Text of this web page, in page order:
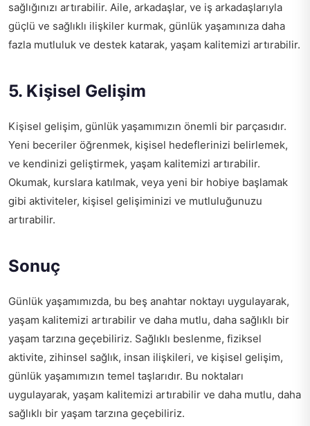
sağlığınızı artırabilir. Aile, arkadaşlar, ve iş arkadaşlarıyla
güçlü ve sağlıklı ilişkiler kurmak, günlük yaşamınıza daha
fazla mutluluk ve destek katarak, yaşam kalitemizi artırabilir.
5. Kişisel Gelişim
Kişisel gelişim, günlük yaşamımızın önemli bir parçasıdır.
Yeni beceriler öğrenmek, kişisel hedeflerinizi belirlemek,
ve kendinizi geliştirmek, yaşam kalitemizi artırabilir.
Okumak, kurslara katılmak, veya yeni bir hobiye başlamak
gibi aktiviteler, kişisel gelişiminizi ve mutluluğunuzu
artırabilir.
Sonuç
Günlük yaşamımızda, bu beş anahtar noktayı uygulayarak,
yaşam kalitemizi artırabilir ve daha mutlu, daha sağlıklı bir
yaşam tarzına geçebiliriz. Sağlıklı beslenme, fiziksel
aktivite, zihinsel sağlık, insan ilişkileri, ve kişisel gelişim,
günlük yaşamımızın temel taşlarıdır. Bu noktaları
uygulayarak, yaşam kalitemizi artırabilir ve daha mutlu, daha
sağlıklı bir yaşam tarzına geçebiliriz.